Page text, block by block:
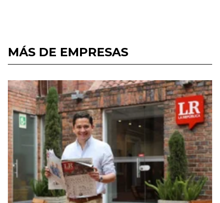
MÁS DE EMPRESAS